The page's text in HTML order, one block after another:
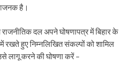
है।
राजनीतिक दल अपने घोषणापत्र में बिहार के
रखते हुए निम्नलिखित संकल्पों को शामिल
लागू करने की घोषणा करें –